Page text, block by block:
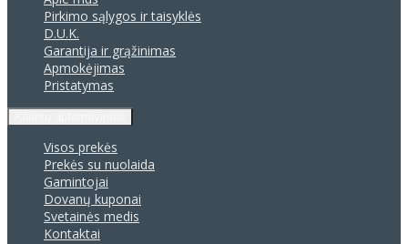
Pirkimo sąlygos ir taisyklės
D.U.K.
Garantija ir grąžinimas
Apmokėjimas
Pristatymas
Visos prekės
Prekės su nuolaida
Gamintojai
Dovanų kuponai
Svetainės medis
Kontaktai